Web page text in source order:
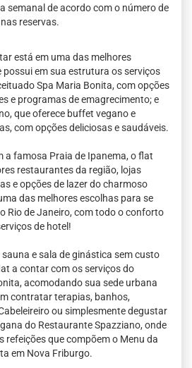
semanal de acordo com o número de
reservas.
está em uma das melhores
possui em sua estrutura os serviços
Spa Maria Bonita, com opções
e programas de emagrecimento; e
que oferece buffet vegano e
com opções deliciosas e saudáveis.
a famosa Praia de Ipanema, o flat
restaurantes da região, lojas
e opções de lazer do charmoso
das melhores escolhas para se
Rio de Janeiro, com todo o conforto
de hotel!
e sala de ginástica sem custo
a contar com os serviços do
acomodando sua sede urbana
contratar terapias, banhos,
ou simplesmente degustar
do Restaurante Spazziano, onde
refeições que compõem o Menu da
em Nova Friburgo.